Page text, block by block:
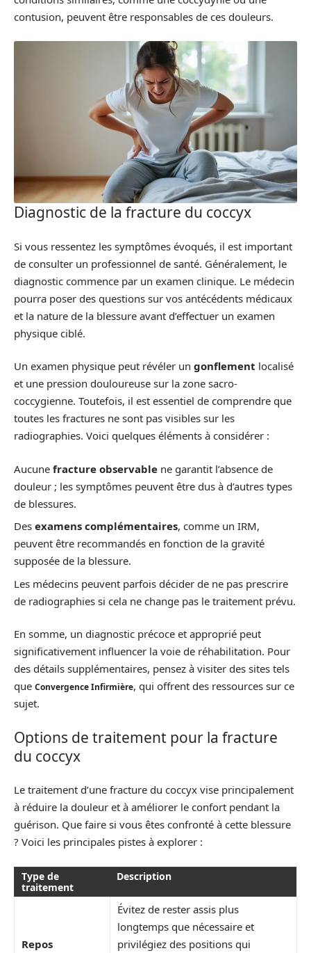
contusion, peuvent être responsables de ces douleurs.
Diagnostic de la fracture du coccyx
Si vous ressentez les symptômes évoqués, il est important
de consulter un professionnel de santé. Généralement, le
diagnostic commence par un examen clinique. Le médecin
pourra poser des questions sur vos antécédents médicaux
et la nature de la blessure avant d’effectuer un examen
physique ciblé.
Un examen physique peut révéler un gonflement localisé
et une pression douloureuse sur la zone sacro-
coccygienne. Toutefois, il est essentiel de comprendre que
toutes les fractures ne sont pas visibles sur les
radiographies. Voici quelques éléments à considérer :
Aucune fracture observable ne garantit l’absence de
douleur ; les symptômes peuvent être dus à d’autres types
de blessures.
Des examens complémentaires, comme un IRM,
peuvent être recommandés en fonction de la gravité
supposée de la blessure.
Les médecins peuvent parfois décider de ne pas prescrire
de radiographies si cela ne change pas le traitement prévu.
En somme, un diagnostic précoce et approprié peut
significativement influencer la voie de réhabilitation. Pour
des détails supplémentaires, pensez à visiter des sites tels
que Convergence Infirmière, qui offrent des ressources sur ce
sujet.
Options de traitement pour la fracture
du coccyx
Le traitement d’une fracture du coccyx vise principalement
à réduire la douleur et à améliorer le confort pendant la
guérison. Que faire si vous êtes confronté à cette blessure
? Voici les principales pistes à explorer :
Type de
traitement
Description
Repos
Évitez de rester assis plus
longtemps que nécessaire et
privilégiez des positions qui